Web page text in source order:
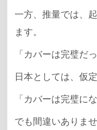
一方、推量では、
ます。
「カバーは完璧だ
日本としては、仮
「カバーは完璧に
でも間違いありませ